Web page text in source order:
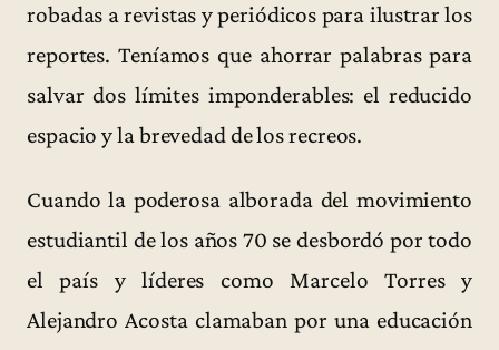
robadas a revistas y periódicos para ilustrar los
reportes. Teníamos que ahorrar palabras para
salvar dos límites imponderables: el reducido
espacio y la brevedad de los recreos.
Cuando la poderosa alborada del movimiento
estudiantil de los años 70 se desbordó por todo
el país y líderes como Marcelo Torres y
Alejandro Acosta clamaban por una educación